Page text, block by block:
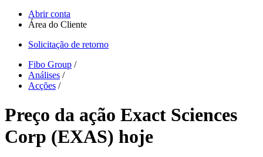
Abrir conta
Área do Cliente
Solicitação de retorno
Fibo Group /
Análises /
Acções /
Preço da ação Exact Sciences
Corp (EXAS) hoje